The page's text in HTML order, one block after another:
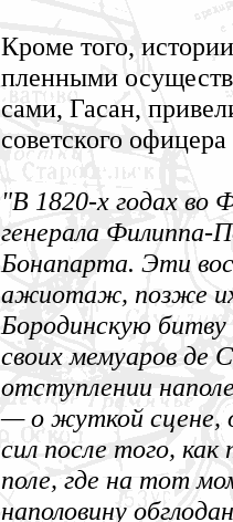
Кроме того,
пленными
сами, Гасан,
советского
"В 1820-х годах во
генерала Филиппа-
Бонапарта. Эти
ажиотаж, позже их
Бородинскую битву
своих мемуаров де
отступлении
— о жуткой сцене,
сил после того,
поле, где на тот
наполовину